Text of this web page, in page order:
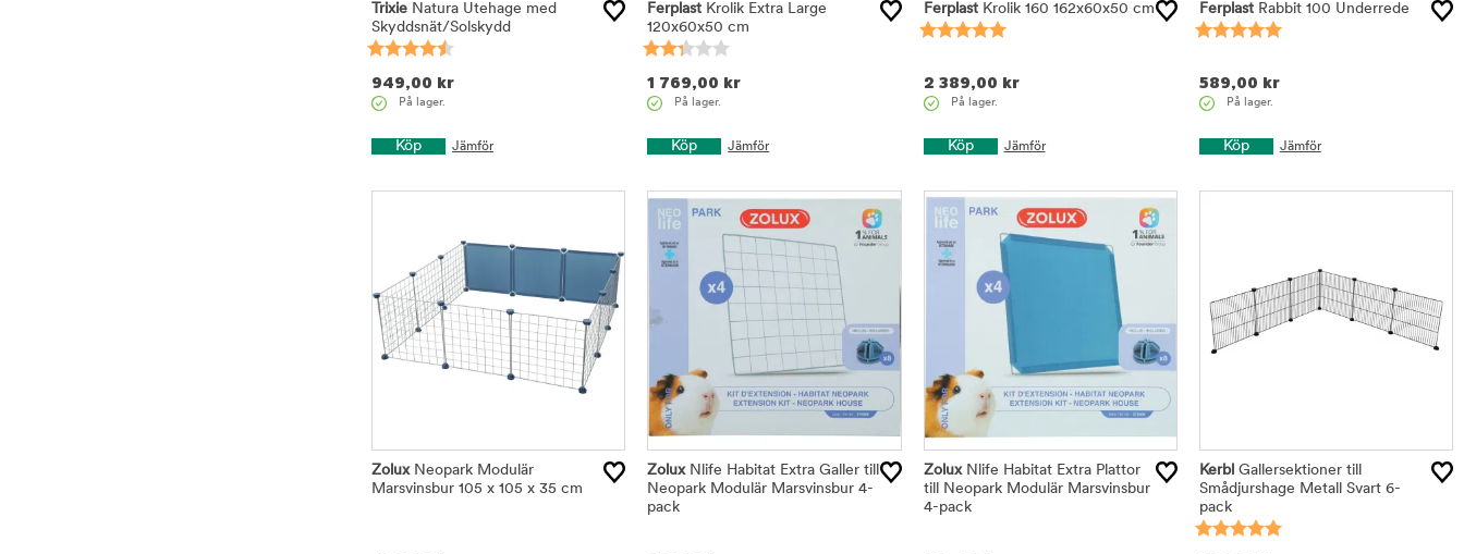
Trixie Natura Utehage med
Skyddsnät/Solskydd
949,00 kr
På lager.
Köp Jämför
Ferplast Krolik Extra Large
120x60x50 cm
1 769,00 kr
På lager.
Köp Jämför
FerplastKrolik 160 162x60x50 cm
2 389,00 kr
På lager.
Köp Jämför
FerplastRabbit 100 Underrede
589,00 kr
På lager.
Köp Jämför
ZoluxNeopark Modulär
Marsvinsbur 105 x 105 x 35 cm
ZoluxNlife Habitat Extra Galler till
Neopark Modulär Marsvinsbur 4-
pack
ZoluxNlife Habitat Extra Plattor
till Neopark Modulär Marsvinsbur
4-pack
KerblGallersektioner till
Smådjurshage Metall Svart 6-
pack